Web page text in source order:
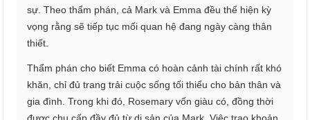
sự. Theo thẩm phán, cả Mark và Emma đều thể hiện kỳ
vọng rằng sẽ tiếp tục mối quan hệ đang ngày càng thân
thiết.
Thẩm phán cho biết Emma có hoàn cảnh tài chính rất khó
khăn, chỉ đủ trang trải cuộc sống tối thiểu cho bản thân và
gia đình. Trong khi đó, Rosemary vốn giàu có, đồng thời